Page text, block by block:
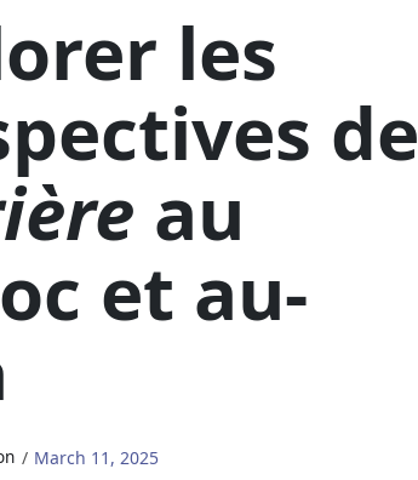
les
de
au
et au-
March 11, 2025